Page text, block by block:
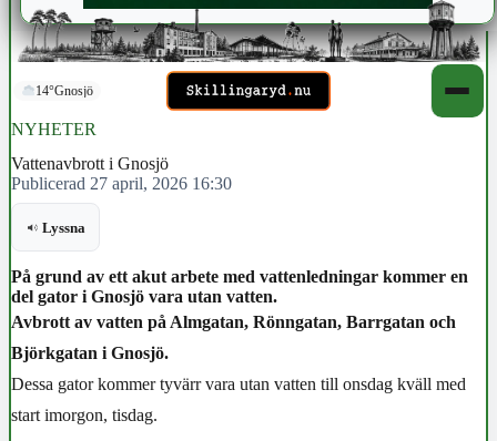
14°Gnosjö
NYHETER
Vattenavbrott i Gnosjö
Publicerad 27 april, 2026 16:30
Lyssna
På grund av ett akut arbete med vattenledningar kommer en
del gator i Gnosjö vara utan vatten.
Avbrott av vatten på Almgatan, Rönngatan, Barrgatan och
Björkgatan i Gnosjö.
Dessa gator kommer tyvärr vara utan vatten till onsdag kväll med
start imorgon, tisdag.